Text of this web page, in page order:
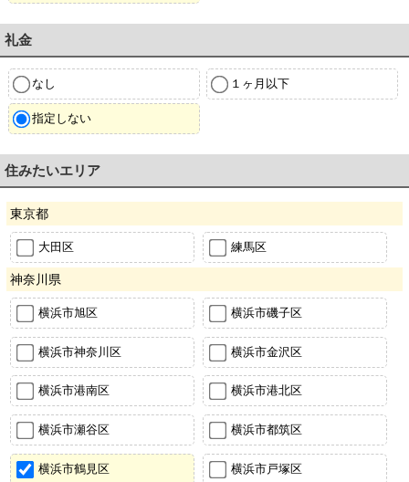
礼金
なし １ヶ月以下
指定しない
住みたいエリア
東京都
大田区 練馬区
神奈川県
横浜市旭区 横浜市磯子区
横浜市神奈川区 横浜市金沢区
横浜市港南区 横浜市港北区
横浜市瀬谷区 横浜市都筑区
横浜市鶴見区 横浜市戸塚区